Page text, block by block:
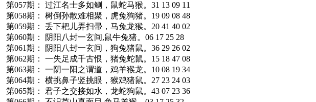
第057期： 过江名士多如鲗，鼠蛇马猴。31 13 09 11
第058期： 树倒孙散难相聚，虎兔狗猪。19 09 08 48
第059期： 丢下耙儿弄扫帚，马兔龙猴。20 41 40 02
第060期： 阴阳八封一玄间,鼠牛兔猪。06 17 25 28
第061期： 阴阳八封一玄间，狗兔猪鼠。36 29 26 02
第062期： 一失足成千古恨，猪兔蛇鼠。15 18 47 08
第063期： 一阴一阳之谓道，鸡羊猴龙。10 08 19 34
第064期： 横挑鼻子竖挑眼，猴鸡猪鼠。27 23 24 03
第065期： 君子之交接如水，龙蛇狗鼠。43 07 23 36